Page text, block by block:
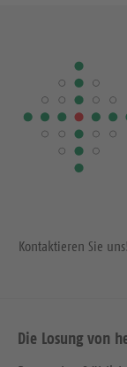
Kontaktieren Sie uns!
Die Losung von